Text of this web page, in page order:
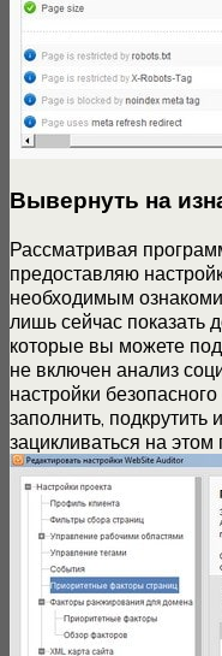
Вывернуть на
Рассматривая
предоставляю
необходимым
лишь сейчас показать
которые вы можете
не включен анализ
настройки
заполнить, подкрутить
зацикливаться на